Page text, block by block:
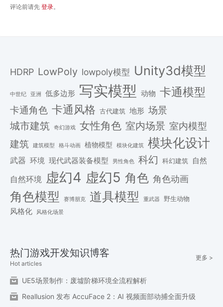
评论前请先 登录。
HDRP LowPoly lowpoly模型 Unity3d模型
中世纪 亚洲 低多边形 写实模型 动物 卡通模型
卡通角色 卡通风格 古代建筑 地形 场景
城市建筑
奇幻游戏 女性角色 室内场景 室内模型
建筑 建筑模型 格斗动画 植物模型 模块化建筑 模块化设计
武器 环境 现代武器装备模型 男性角色 科幻 科幻建筑 自然
自然环境 虚幻4 虚幻5 角色 角色动画
角色模型 赛博朋克 道具模型 重武器 野生动物
风格化 风格化场景
热门游戏开发知识博客
Hot articles
更多 >
UE5场景制作：废墟阶梯环境全流程解析
Reallusion 发布 AccuFace 2：AI 视频面部动捕全面升级